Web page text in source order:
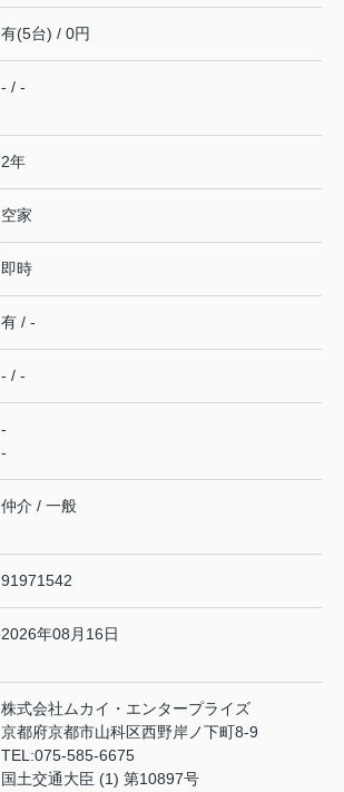
有(5台) / 0円
- / -
2年
空家
即時
有 / -
- / -
-
-
仲介 / 一般
91971542
2026年08月16日
株式会社ムカイ・エンタープライズ
京都府京都市山科区西野岸ノ下町8-9
TEL:075-585-6675
国土交通大臣 (1) 第10897号